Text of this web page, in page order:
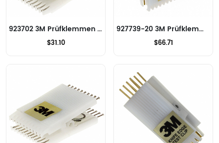
923702 3M Prüfklemmen - IC
$31.10
927739-20 3M Prüfklemmen - IC
$66.71